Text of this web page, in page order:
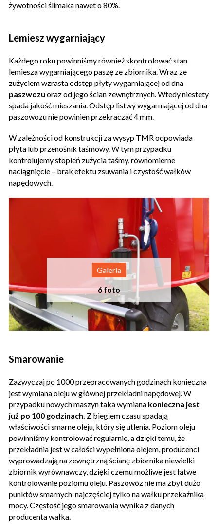
żywotności ślimaka nawet o 80%.
Lemiesz wygarniający
Każdego roku powinniśmy również skontrolować stan
lemiesza wygarniającego paszę ze zbiornika. Wraz ze
zużyciem wzrasta odstęp płyty wygarniającej od dna
paszwozu oraz od jego ścian zewnętrznych. Wtedy niestety
spada jakość mieszania. Odstęp listwy wygarniającej od dna
paszowozu nie powinien przekraczać 4 mm.
W zależności od konstrukcji za wysyp TMR odpowiada
płyta lub przenośnik taśmowy. W tym przypadku
kontrolujemy stopień zużycia taśmy, równomierne
naciągnięcie – brak efektu zsuwania i czystość wałków
napędowych.
Smarowanie
Zazwyczaj po 1000 przepracowanych godzinach konieczna
jest wymiana oleju w głównej przekładni napędowej. W
przypadku nowych maszyn taka wymiana konieczna jest
już po 100 godzinach. Z biegiem czasu spadają
właściwości smarne oleju, który się utlenia. Poziom oleju
powinniśmy kontrolować regularnie, a dzięki temu, że
przekładnia jest w całości wypełniona olejem, producenci
wyprowadzają na zewnętrzną ścianę zbiornika niewielki
zbiornik wyrównawczy, dzięki czemu możliwe jest łatwe
kontrolowanie poziomu oleju. Paszowóz nie ma zbyt dużo
punktów smarnych, najczęściej tylko na wałku przekaźnika
mocy. Częstość jego smarowania wynika z danych
producenta wałka.